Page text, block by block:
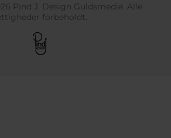
Pind J. Design Guldsmedie. Alle
forbeholdt.